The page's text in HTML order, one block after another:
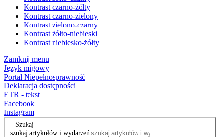
Kontrast czarno-żółty
Kontrast czarno-zielony
Kontrast zielono-czarny
Kontrast żółto-niebieski
Kontrast niebiesko-żółty
Zamknij menu
Język migowy
Portal Niepełnosprawność
Deklaracja dostępności
ETR - tekst
Facebook
Instagram
Szukaj
szukaj artykułów i wydarzeń